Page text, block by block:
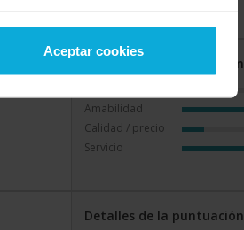
Aceptar cookies
Detalles de la puntuación
Amabilidad
Calidad / precio
Servicio
Detalles de la puntuación